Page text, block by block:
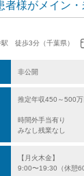
様がメイン・
徒歩3分（千葉県）
非公開
推定年収450～500万
時間外手当有り
みなし残業なし
【月火木金】
9:00〜19:30（休憩60